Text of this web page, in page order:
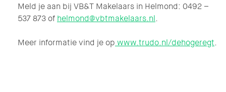
Meld je aan bij VB&T Makelaars in Helmond: 0492 –
537 873 of helmond@vbtmakelaars.nl.
Meer informatie vind je op www.trudo.nl/dehogeregt.